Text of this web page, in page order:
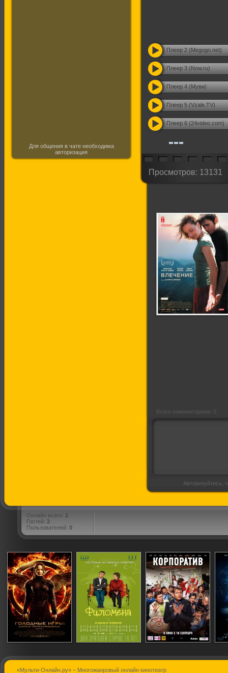
Для общения в чате необходима
авторизация
Плеер 2 (Megogo.net)
Плеер 3 (Now.ru)
Плеер 4 (Муви)
Плеер 5 (Vzale.TV)
Плеер 6 (24video.com)
Просмотров: 13131
Всего комментариев: 0
Авторизуйтесь,
Онлайн всего: 2
Гостей: 2
Пользователей: 0
«Мульти-Онлайн.ру» – Многожанровый онлайн кинотеатр